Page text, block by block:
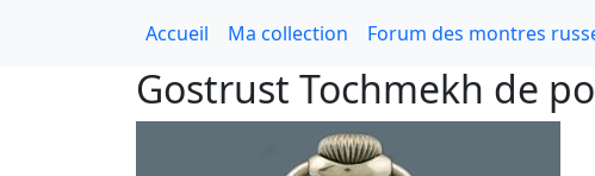
Accueil Ma collection Forum des montres
Gostrust Tochmekh de